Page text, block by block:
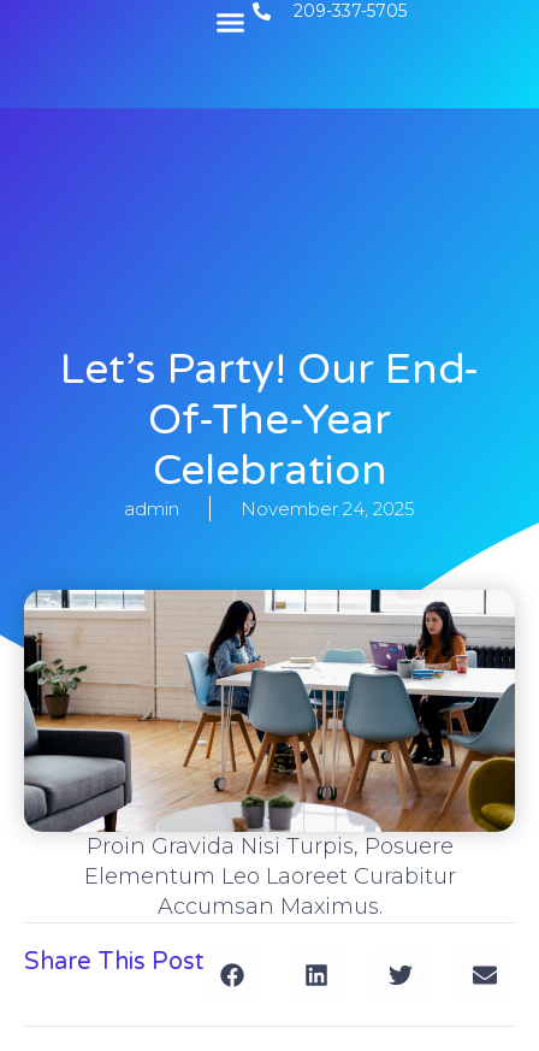
209-337-5705
Let’s Party! Our End-
Of-The-Year
Celebration
admin November 24, 2025
Proin Gravida Nisi Turpis, Posuere
Elementum Leo Laoreet Curabitur
Accumsan Maximus.
Share This Post